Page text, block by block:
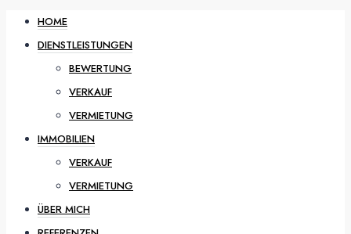
HOME
DIENSTLEISTUNGEN
BEWERTUNG
VERKAUF
VERMIETUNG
IMMOBILIEN
VERKAUF
VERMIETUNG
ÜBER MICH